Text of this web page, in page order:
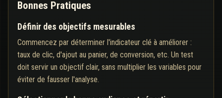
Bonnes Pratiques
Définir des objectifs mesurables
Commencez par déterminer l'indicateur clé à améliorer :
taux de clic, d'ajout au panier, de conversion, etc. Un test
doit servir un objectif clair, sans multiplier les variables pour
éviter de fausser l'analyse.